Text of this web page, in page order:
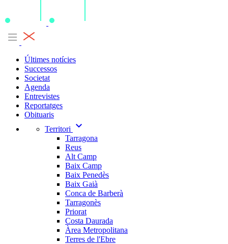
Últimes notícies
Successos
Societat
Agenda
Entrevistes
Reportatges
Obituaris
Territori
expand_more
Tarragona
Reus
Alt Camp
Baix Camp
Baix Penedès
Baix Gaià
Conca de Barberà
Tarragonès
Priorat
Costa Daurada
Àrea Metropolitana
Terres de l'Ebre